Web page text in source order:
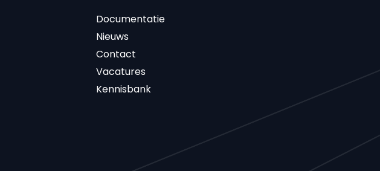
Documentatie
Nieuws
Contact
Vacatures
Kennisbank